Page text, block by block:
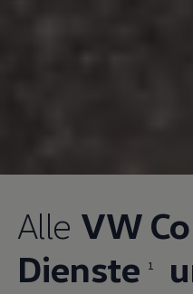
Alle VW
Dienste
1